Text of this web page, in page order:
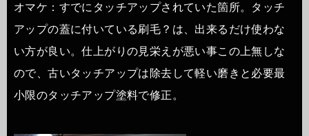
オマケ：すでにタッチアップされていた箇所。タッチ
アップの蓋に付いている刷毛？は、出来るだけ使わな
い方が良い。仕上がりの見栄えが悪い事この上無しな
ので、古いタッチアップは除去して軽い磨きと必要最
小限のタッチアップ塗料で修正。